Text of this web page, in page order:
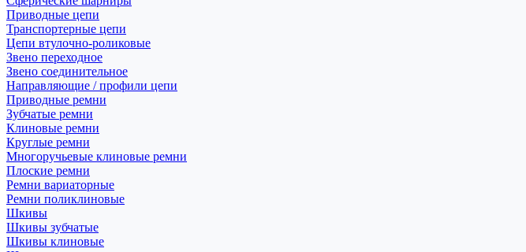
Приводные цепи
Транспортерные цепи
Цепи втулочно-роликовые
Звено переходное
Звено соединительное
Направляющие / профили цепи
Приводные ремни
Зубчатые ремни
Клиновые ремни
Круглые ремни
Многоручьевые клиновые ремни
Плоские ремни
Ремни вариаторные
Ремни поликлиновые
Шкивы
Шкивы зубчатые
Шкивы клиновые